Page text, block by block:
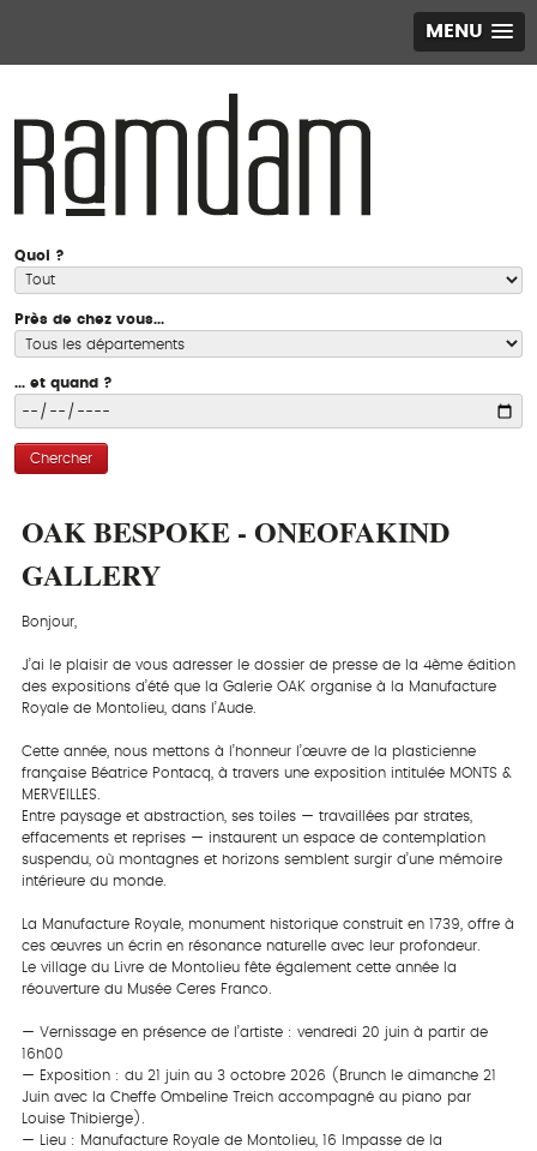
MENU
Quoi ?
Près de chez vous...
... et quand ?
Chercher
OAK BESPOKE - ONEOFAKIND
GALLERY
Bonjour,
J’ai le plaisir de vous adresser le dossier de presse de la 4ème édition
des expositions d’été que la Galerie OAK organise à la Manufacture
Royale de Montolieu, dans l’Aude.
Cette année, nous mettons à l’honneur l’œuvre de la plasticienne
française Béatrice Pontacq, à travers une exposition intitulée MONTS &
MERVEILLES.
Entre paysage et abstraction, ses toiles — travaillées par strates,
effacements et reprises — instaurent un espace de contemplation
suspendu, où montagnes et horizons semblent surgir d’une mémoire
intérieure du monde.
La Manufacture Royale, monument historique construit en 1739, offre à
ces œuvres un écrin en résonance naturelle avec leur profondeur.
Le village du Livre de Montolieu fête également cette année la
réouverture du Musée Ceres Franco.
— Vernissage en présence de l’artiste : vendredi 20 juin à partir de
16h00
— Exposition : du 21 juin au 3 octobre 2026 (Brunch le dimanche 21
Juin avec la Cheffe Ombeline Treich accompagné au piano par
Louise Thibierge).
— Lieu : Manufacture Royale de Montolieu, 16 Impasse de la